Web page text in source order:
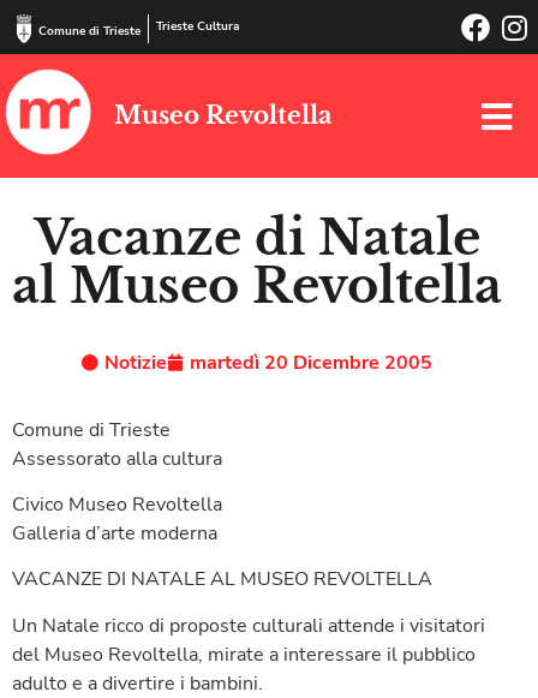
Comune di Trieste Trieste Cultura
Museo Revoltella
Vacanze di Natale
al Museo Revoltella
Notizie martedì 20 Dicembre 2005
Comune di Trieste
Assessorato alla cultura
Civico Museo Revoltella
Galleria d’arte moderna
VACANZE DI NATALE AL MUSEO REVOLTELLA
Un Natale ricco di proposte culturali attende i visitatori
del Museo Revoltella, mirate a interessare il pubblico
adulto e a divertire i bambini.